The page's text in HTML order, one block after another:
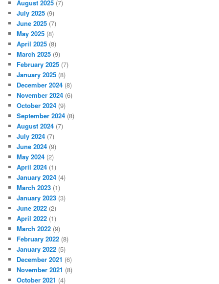
August 2025 (7)
July 2025 (9)
June 2025 (7)
May 2025 (8)
April 2025 (8)
March 2025 (9)
February 2025 (7)
January 2025 (8)
December 2024 (8)
November 2024 (6)
October 2024 (9)
September 2024 (8)
August 2024 (7)
July 2024 (7)
June 2024 (9)
May 2024 (2)
April 2024 (1)
January 2024 (4)
March 2023 (1)
January 2023 (3)
June 2022 (2)
April 2022 (1)
March 2022 (9)
February 2022 (8)
January 2022 (5)
December 2021 (6)
November 2021 (8)
October 2021 (4)